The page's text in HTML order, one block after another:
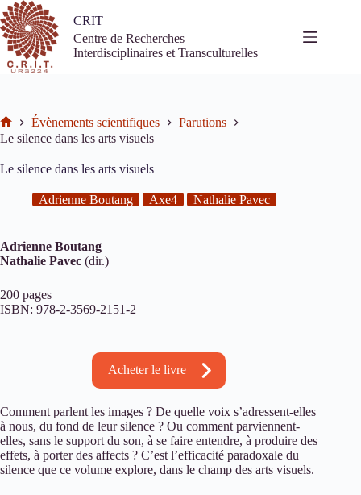
Passer
au
contenu
CRIT
Centre de Recherches
Interdisciplinaires et Transculturelles
Accueil
Évènements scientifiques
Parutions
Le silence dans les arts visuels
Le silence dans les arts visuels
Adrienne Boutang Axe4 Nathalie Pavec
Adrienne Boutang
Nathalie Pavec (dir.)
200 pages
ISBN: 978-2-3569-2151-2
Acheter le livre
Comment parlent les images ? De quelle voix s’adressent-elles
à nous, du fond de leur silence ? Ou comment parviennent-
elles, sans le support du son, à se faire entendre, à produire des
effets, à porter des affects ? C’est l’efficacité paradoxale du
silence que ce volume explore, dans le champ des arts visuels.